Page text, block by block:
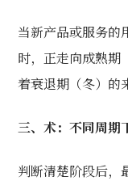
当新产品或服务的
时，正走向成熟期
着衰退期（冬）的
三、术：不同周期
判断清楚阶段后，